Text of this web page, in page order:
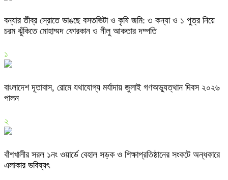
বন্যার তীব্র স্রোতে ভাঙছে বসতভিটা ও কৃষি জমি: ৩ কন্যা ও ১ পুত্র নিয়ে
চরম ঝুঁকিতে মোহাম্মদ ফোরকান ও নীলু আকতার দম্পতি
১
বাংলাদেশ দূতাবাস, রোমে যথাযোগ্য মর্যাদায় জুলাই গণঅভ্যুত্থান দিবস ২০২৬
পালন
২
বাঁশখালীর সরল ১নং ওয়ার্ডে বেহাল সড়ক ও শিক্ষাপ্রতিষ্ঠানের সংকটে অন্ধকারে
এলাকার ভবিষ্যৎ